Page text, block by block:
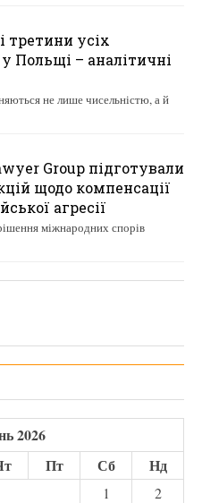
третини усіх
Польщі – аналітичні
не лише чисельністю, а й
Group підготували
щодо компенсації
агресії
міжнародних спорів
2026
Пт Сб Нд
1
2